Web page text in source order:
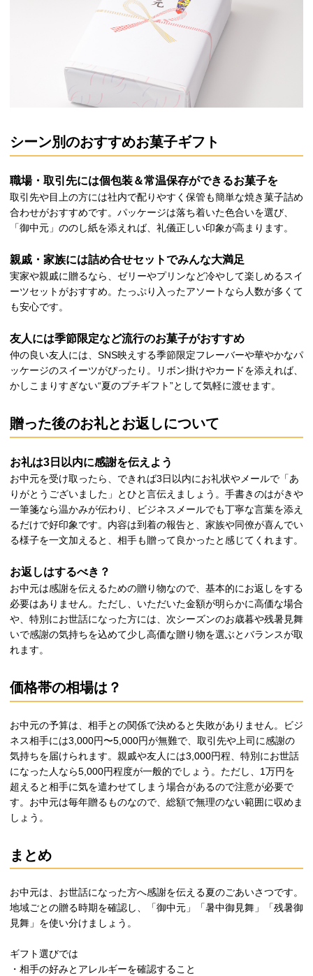
シーン別のおすすめお菓子ギフト
職場・取引先には個包装＆常温保存ができるお菓子を
取引先や目上の方には社内で配りやすく保管も簡単な焼き菓子詰め
合わせがおすすめです。パッケージは落ち着いた色合いを選び、
「御中元」ののし紙を添えれば、礼儀正しい印象が高まります。
親戚・家族には詰め合せセットでみんな大満足
実家や親戚に贈るなら、ゼリーやプリンなど冷やして楽しめるスイ
ーツセットがおすすめ。たっぷり入ったアソートなら人数が多くて
も安心です。
友人には季節限定など流行のお菓子がおすすめ
仲の良い友人には、SNS映えする季節限定フレーバーや華やかなパ
ッケージのスイーツがぴったり。リボン掛けやカードを添えれば、
かしこまりすぎない“夏のプチギフト”として気軽に渡せます。
贈った後のお礼とお返しについて
お礼は3日以内に感謝を伝えよう
お中元を受け取ったら、できれば3日以内にお礼状やメールで「あ
りがとうございました」とひと言伝えましょう。手書きのはがきや
一筆箋なら温かみが伝わり、ビジネスメールでも丁寧な言葉を添え
るだけで好印象です。内容は到着の報告と、家族や同僚が喜んでい
る様子を一文加えると、相手も贈って良かったと感じてくれます。
お返しはするべき？
お中元は感謝を伝えるための贈り物なので、基本的にお返しをする
必要はありません。ただし、いただいた金額が明らかに高価な場合
や、特別にお世話になった方には、次シーズンのお歳暮や残暑見舞
いで感謝の気持ちを込めて少し高価な贈り物を選ぶとバランスが取
れます。
価格帯の相場は？
お中元の予算は、相手との関係で決めると失敗がありません。ビジ
ネス相手には3,000円〜5,000円が無難で、取引先や上司に感謝の
気持ちを届けられます。親戚や友人には3,000円程、特別にお世話
になった人なら5,000円程度が一般的でしょう。ただし、1万円を
超えると相手に気を遣わせてしまう場合があるので注意が必要で
す。お中元は毎年贈るものなので、総額で無理のない範囲に収めま
しょう。
まとめ
お中元は、お世話になった方へ感謝を伝える夏のごあいさつです。
地域ごとの贈る時期を確認し、「御中元」「暑中御見舞」「残暑御
見舞」を使い分けましょう。
ギフト選びでは
・相手の好みとアレルギーを確認すること